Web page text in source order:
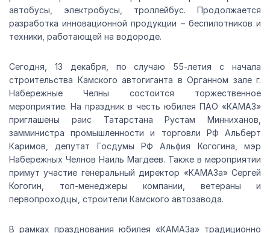
автобусы, электробусы, троллейбус. Продолжается
разработка инновационной продукции – беспилотников и
техники, работающей на водороде.
Сегодня, 13 декабря, по случаю 55-летия с начала
строительства Камского автогиганта в Органном зале г.
Набережные Челны состоится торжественное
мероприятие. На праздник в честь юбилея ПАО «КАМАЗ»
приглашены раис Татарстана Рустам Минниханов,
замминистра промышленности и торговли РФ Альберт
Каримов, депутат Госдумы РФ Альфия Когогина, мэр
Набережных Челнов Наиль Магдеев. Также в мероприятии
примут участие генеральный директор «КАМАЗа» Сергей
Когогин, топ-менеджеры компании, ветераны и
первопроходцы, строители Камского автозавода.
В рамках празднования юбилея «КАМАЗа» традиционно